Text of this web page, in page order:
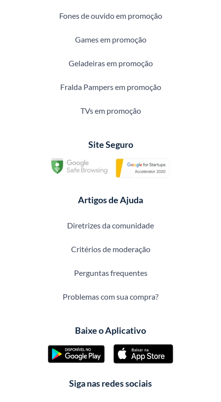
Fones de ouvido em promoção
Games em promoção
Geladeiras em promoção
Fralda Pampers em promoção
TVs em promoção
Site Seguro
Artigos de Ajuda
Diretrizes da comunidade
Critérios de moderação
Perguntas frequentes
Problemas com sua compra?
Baixe o Aplicativo
Siga nas redes sociais